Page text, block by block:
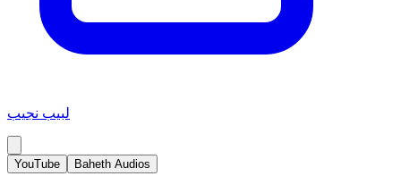
لبيب نجيب
YouTube Baheth Audios